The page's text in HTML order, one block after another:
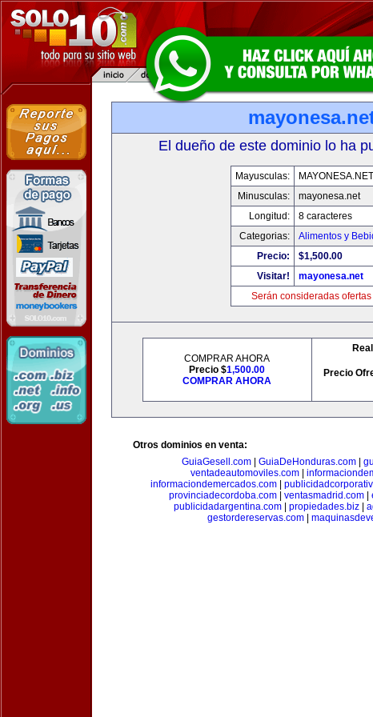
El dueño de este dominio lo ha
Mayusculas:
MAYONESA.NET
Minusculas:
mayonesa.net
Longitud:
8 caracteres
Categorias:
Alimentos y
Precio:
$1,500.00
Visitar!
mayonesa.net
Serán consideradas ofertas
COMPRAR AHORA
Precio $1,500.00
COMPRAR AHORA
Precio
Otros dominios en venta:
GuiaGesell.com
GuiaDeHonduras.com
ventadeautomoviles.com|
informaciondemercados.com|
provinciadecordoba.com
ventasmadrid.com
publicidadargentina.com| propiedades.biz|
gestordereservas.com